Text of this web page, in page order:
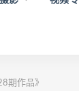
期作品》